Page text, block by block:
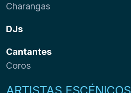
Charangas
DJs
Cantantes
Coros
ARTISTAS ESCÉNICOS